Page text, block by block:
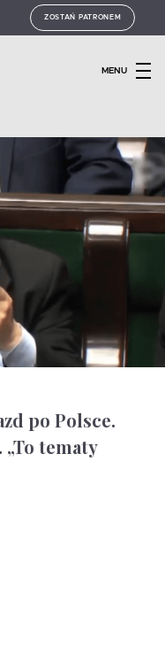
ZOSTAŃ PATRONEM
MENU
po Polsce.
tematy